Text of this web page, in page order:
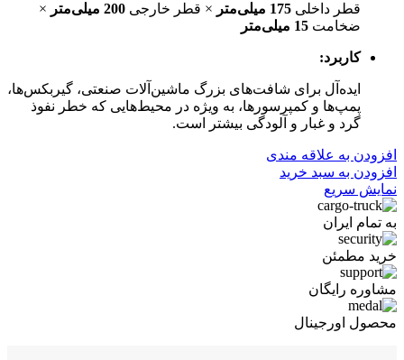
قطر داخلی 175 میلی‌متر × قطر خارجی 200 میلی‌متر
×
ضخامت 15 میلی‌متر
کاربرد:
ایده‌آل برای شافت‌های بزرگ ماشین‌آلات صنعتی، گیربکس‌ها،
پمپ‌ها و کمپرسورها، به ویژه در محیط‌هایی که خطر نفوذ
گرد و غبار و آلودگی بیشتر است.
افزودن به علاقه مندی
افزودن به سبد خرید
نمایش سریع
به تمام ایران
خرید مطمئن
مشاوره رایگان
محصول اورجینال